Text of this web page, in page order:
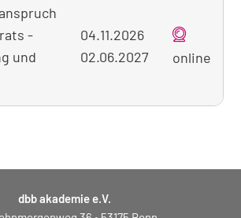
-
und
04.11.2026
02.06.2027
online
dbb akademie e.V.